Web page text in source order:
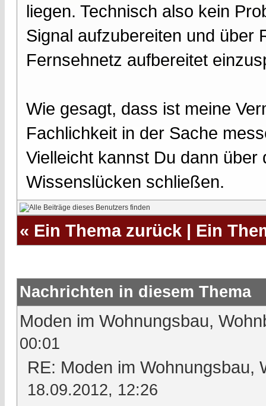
liegen. Technisch also kein
Signal aufzubereiten und über
Fernsehnetz aufbereitet
Wie gesagt, dass ist meine
Fachlichkeit in der Sache
Vielleicht kannst Du dann
Wissenslücken schließen.
« Ein Thema zurück | Ein
Nachrichten in diesem Thema
Moden im Wohnungsbau,
00:01
RE: Moden im Wohnungsbau,
18.09.2012, 12:26